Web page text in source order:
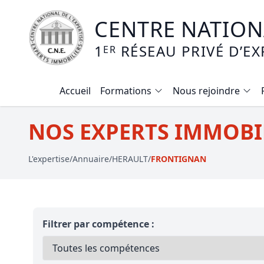
CENTRE
1 ER RÉSEAU PRIVÉ
Accueil
Formations
Formation expertise immobilière /
Expertise local commercial
Mise en copropriété
Expertise terrains agricoles,
Nous rejoindre
NOS EXPERTS
L'expertise/Annuaire/HERAULT/FRONTIGNAN
Filtrer par compétence :